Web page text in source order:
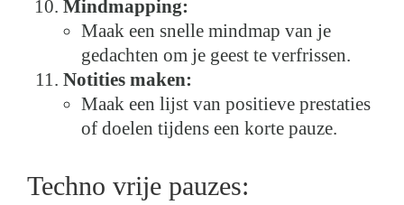
Mindmapping:
Maak een snelle mindmap van je
gedachten om je geest te verfrissen.
Notities maken:
Maak een lijst van positieve prestaties
of doelen tijdens een korte pauze.
Techno vrije pauzes: